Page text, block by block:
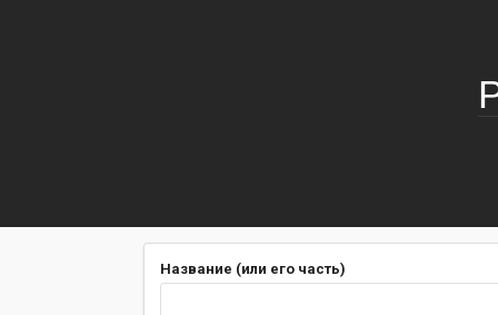
Название (или его часть)